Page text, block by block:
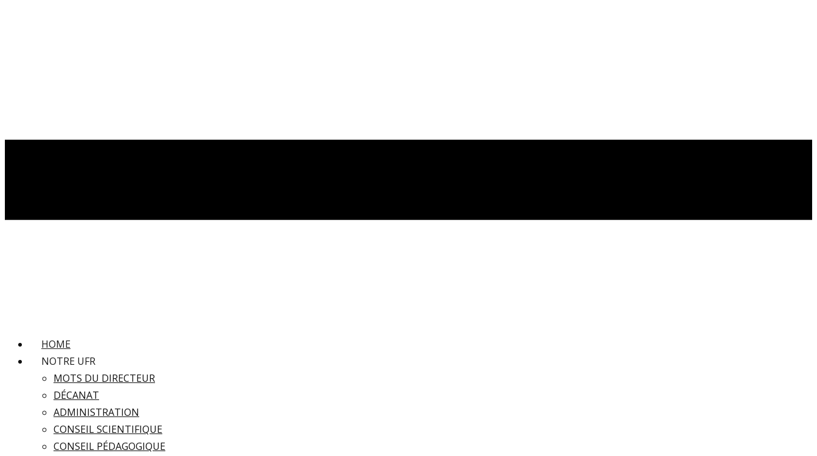
HOME
NOTRE UFR
MOTS DU DIRECTEUR
DÉCANAT
ADMINISTRATION
CONSEIL SCIENTIFIQUE
CONSEIL PÉDAGOGIQUE